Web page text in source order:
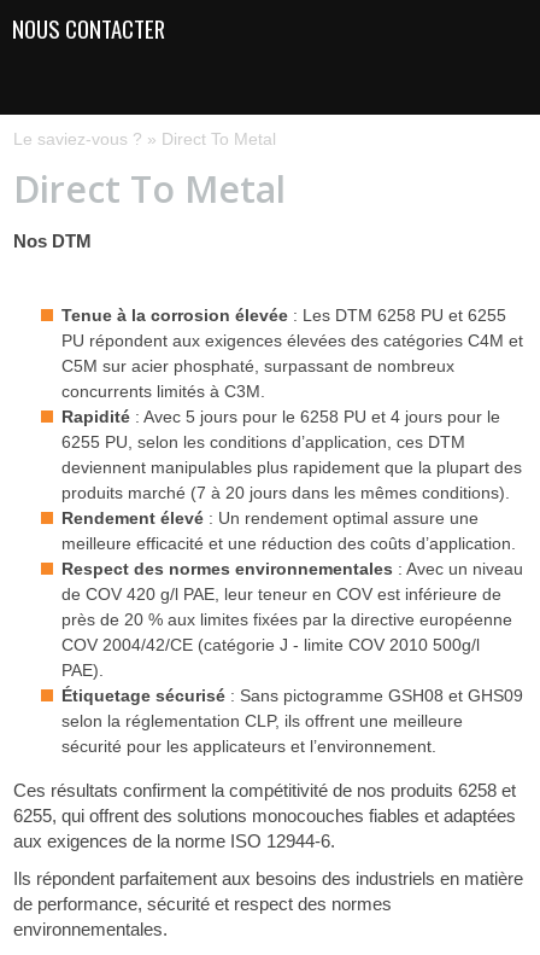
NOUS CONTACTER
Le saviez-vous ? » Direct To Metal
Direct To Metal
Nos DTM
Tenue à la corrosion élevée : Les DTM 6258 PU et 6255
PU répondent aux exigences élevées des catégories C4M et
C5M sur acier phosphaté, surpassant de nombreux
concurrents limités à C3M.
Rapidité : Avec 5 jours pour le 6258 PU et 4 jours pour le
6255 PU, selon les conditions d’application, ces DTM
deviennent manipulables plus rapidement que la plupart des
produits marché (7 à 20 jours dans les mêmes conditions).
Rendement élevé : Un rendement optimal assure une
meilleure efficacité et une réduction des coûts d’application.
Respect des normes environnementales : Avec un niveau
de COV 420 g/l PAE, leur teneur en COV est inférieure de
près de 20 % aux limites fixées par la directive européenne
COV 2004/42/CE (catégorie J - limite COV 2010 500g/l
PAE).
Étiquetage sécurisé : Sans pictogramme GSH08 et GHS09
selon la réglementation CLP, ils offrent une meilleure
sécurité pour les applicateurs et l’environnement.
Ces résultats confirment la compétitivité de nos produits 6258 et
6255, qui offrent des solutions monocouches fiables et adaptées
aux exigences de la norme ISO 12944-6.
Ils répondent parfaitement aux besoins des industriels en matière
de performance, sécurité et respect des normes
environnementales.